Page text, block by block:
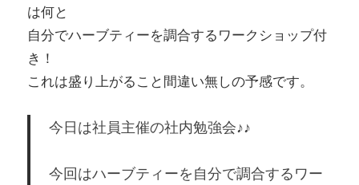
は何と
自分でハーブティーを調合するワークショップ付
き！
これは盛り上がること間違い無しの予感です。
今日は社員主催の社内勉強会♪♪
今回はハーブティーを自分で調合するワー